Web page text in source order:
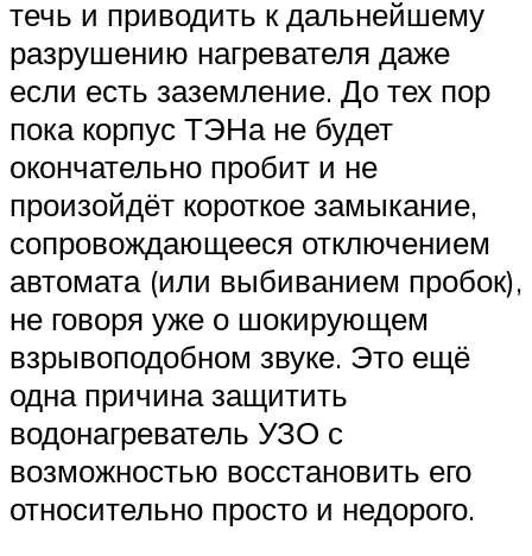
течь и приводить к дальнейшему
разрушению нагревателя даже
если есть заземление. До тех пор
пока корпус ТЭНа не будет
окончательно пробит и не
произойдёт короткое замыкание,
сопровождающееся отключением
автомата (или выбиванием пробок),
не говоря уже о шокирующем
взрывоподобном звуке. Это ещё
одна причина защитить
водонагреватель УЗО с
возможностью восстановить его
относительно просто и недорого.